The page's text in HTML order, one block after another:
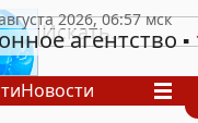
агентство
Новости